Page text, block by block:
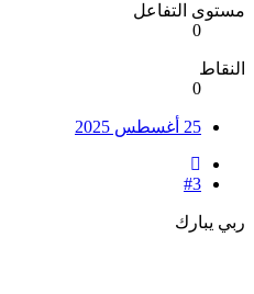
مستوى التفاعل
0
النقاط
0
25 أغسطس 2025
#3
ربي يبارك